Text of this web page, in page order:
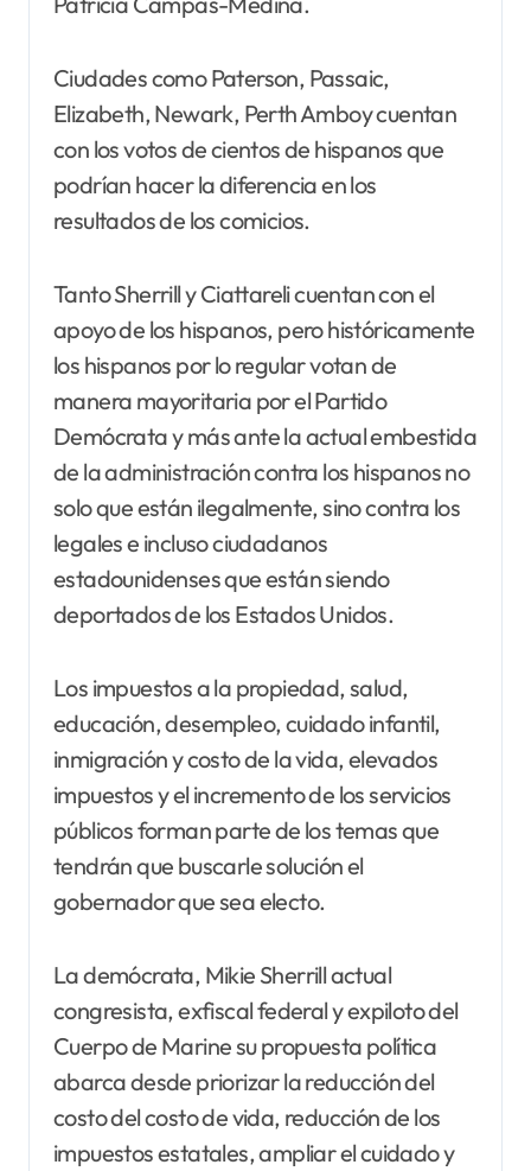
Ciudades como Paterson, Passaic,
Elizabeth, Newark, Perth Amboy cuentan
con los votos de cientos de hispanos que
podrían hacer la diferencia en los
resultados de los comicios.
Tanto Sherrill y Ciattareli cuentan con el
apoyo de los hispanos, pero históricamente
los hispanos por lo regular votan de
manera mayoritaria por el Partido
Demócrata y más ante la actual embestida
de la administración contra los hispanos no
solo que están ilegalmente, sino contra los
legales e incluso ciudadanos
estadounidenses que están siendo
deportados de los Estados Unidos.
Los impuestos a la propiedad, salud,
educación, desempleo, cuidado infantil,
inmigración y costo de la vida, elevados
impuestos y el incremento de los servicios
públicos forman parte de los temas que
tendrán que buscarle solución el
gobernador que sea electo.
La demócrata, Mikie Sherrill actual
congresista, exfiscal federal y expiloto del
Cuerpo de Marine su propuesta política
abarca desde priorizar la reducción del
costo del costo de vida, reducción de los
impuestos estatales, ampliar el cuidado y